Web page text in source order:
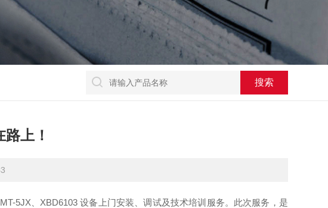
上！
5JX、XBD6103 设备上门安装、调试及技术培训服务。此次服务，是